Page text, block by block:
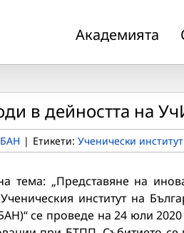
Академията
в дейността на
| Етикети: Ученически
тема: „Представяне на
институт на
се проведе на 24 юли